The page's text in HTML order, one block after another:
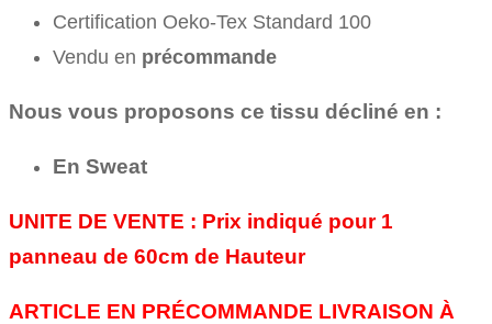
Certification Oeko-Tex Standard 100
Vendu en précommande
Nous vous proposons ce tissu décliné en :
En Sweat
UNITE DE VENTE : Prix indiqué pour 1
panneau de 60cm de Hauteur
ARTICLE EN PRÉCOMMANDE LIVRAISON À